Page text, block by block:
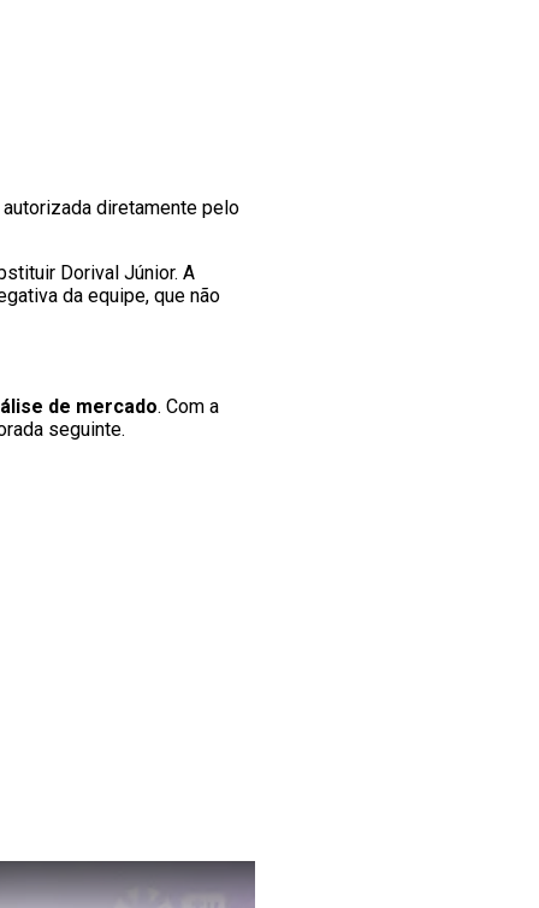
diretamente pelo
Dorival Júnior. A
da equipe, que não
de mercado. Com a
seguinte.